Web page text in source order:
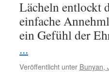
Lächeln entlockt
einfache
ein Gefühl der
...
Veröffentlicht unter Bunyan,